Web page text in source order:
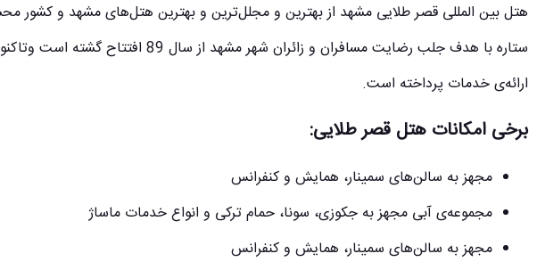
هتل بین المللی قصر طلایی مشهد از بهترین و مجلل‌ترین و بهترین هتل‌های مشهد و
ستاره با هدف جلب رضایت مسافران و زائران شهر
ارائه‌ی خدمات پرداخته است.
برخی امکانات هتل قصر طلایی:
مجهز به سالن‌های سمینار، همایش و کنفرانس
مجموعه‌ی آبی مجهز به جکوزی، سونا، حمام ترکی و انواع خدمات ماساژ
مجهز به سالن‌های سمینار، همایش و کنفرانس